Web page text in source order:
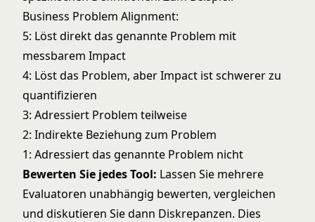
Business Problem Alignment:
5: Löst direkt das genannte Problem mit
messbarem Impact
4: Löst das Problem, aber Impact ist schwerer zu
quantifizieren
3: Adressiert Problem teilweise
2: Indirekte Beziehung zum Problem
1: Adressiert das genannte Problem nicht
Bewerten Sie jedes Tool: Lassen Sie mehrere
Evaluatoren unabhängig bewerten, vergleichen
und diskutieren Sie dann Diskrepanzen. Dies